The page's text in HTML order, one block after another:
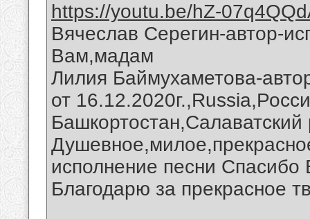
https://youtu.be/hZ-
Вячеслав Серегин-автор-
Вам,мадам
Лилия Баймухаметова-
от
исполнение песни
Благодарю за прекрасное